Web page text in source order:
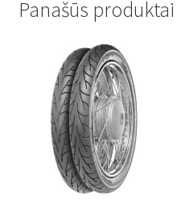
Panašūs produktai